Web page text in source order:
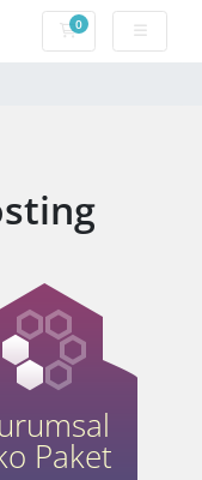
0Sepet
Paket